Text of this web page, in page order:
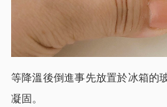
等降溫後倒進事先放置於冰箱的
凝固。